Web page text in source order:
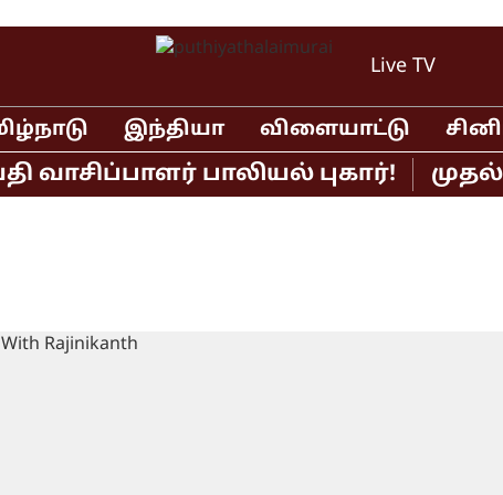
Live TV
இந்தியா விளையாட்டு
பாலியல் புகார்!